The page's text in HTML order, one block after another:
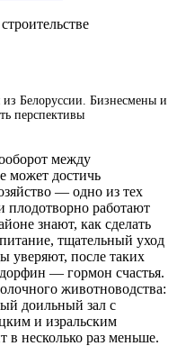
Белоруссии. Бизнесмены и
перспективы
между
может достичь
— одно из тех
плодотворно работают
знают, как сделать
тщательный уход
уверяют, после таких
— гормон счастья.
животноводства:
доильный зал с
и изральским
в несколько раз меньше.